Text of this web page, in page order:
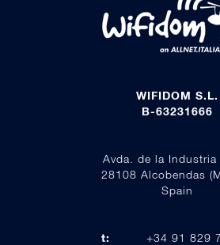
WIFIDOM S.L.
B-63231666
Avda. de la Industria
28108 Alcobendas
Spain
t:
+34 91 829